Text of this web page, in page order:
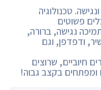
טכנולוגיה
פשוטים
נגישה, ברורה,
ודפדפן, וגם
חיוביים, שרוצים
בקצב גבוה!